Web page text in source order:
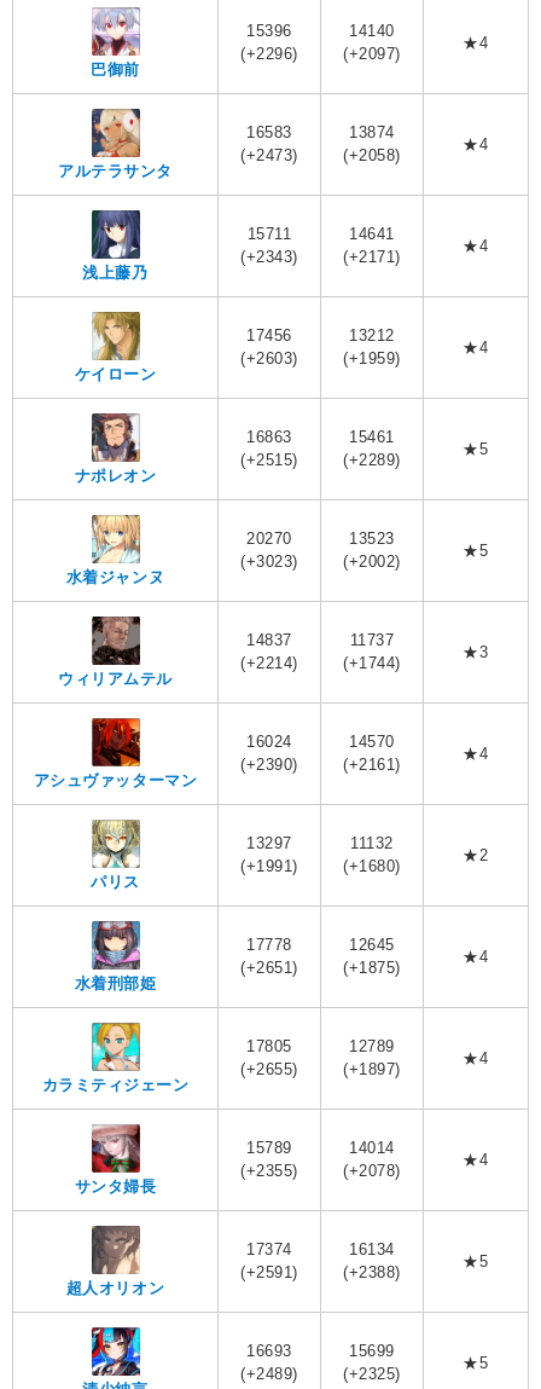
巴御前
15396
(+2296)
14140
(+2097)
★4
アルテラサンタ
16583
(+2473)
13874
(+2058)
★4
浅上藤乃
15711
(+2343)
14641
(+2171)
★4
ケイローン
17456
(+2603)
13212
(+1959)
★4
ナポレオン
16863
(+2515)
15461
(+2289)
★5
水着ジャンヌ
20270
(+3023)
13523
(+2002)
★5
ウィリアムテル
14837
(+2214)
11737
(+1744)
★3
アシュヴァッターマン
16024
(+2390)
14570
(+2161)
★4
パリス
13297
(+1991)
11132
(+1680)
★2
水着刑部姫
17778
(+2651)
12645
(+1875)
★4
カラミティジェーン
17805
(+2655)
12789
(+1897)
★4
サンタ婦長
15789
(+2355)
14014
(+2078)
★4
超人オリオン
17374
(+2591)
16134
(+2388)
★5
16693
(+2489)
15699
(+2325)
★5